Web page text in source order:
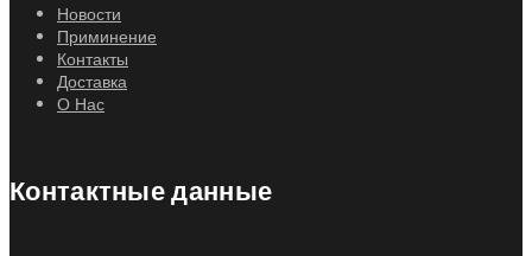
Новости
Приминение
Контакты
Доставка
О Нас
Контактные данные